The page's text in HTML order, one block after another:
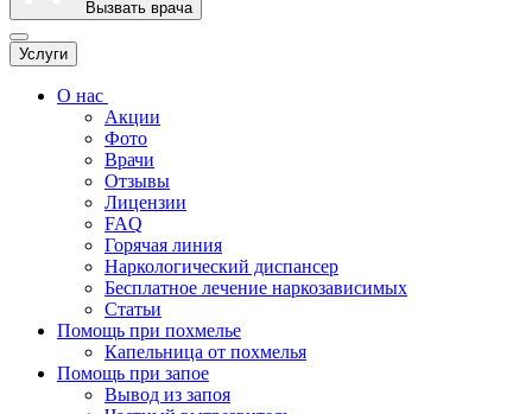
Вызвать врача
Услуги
О нас
Акции
Фото
Врачи
Отзывы
Лицензии
FAQ
Горячая линия
Наркологический диспансер
Бесплатное лечение наркозависимых
Статьи
Помощь при похмелье
Капельница от похмелья
Помощь при запое
Вывод из запоя